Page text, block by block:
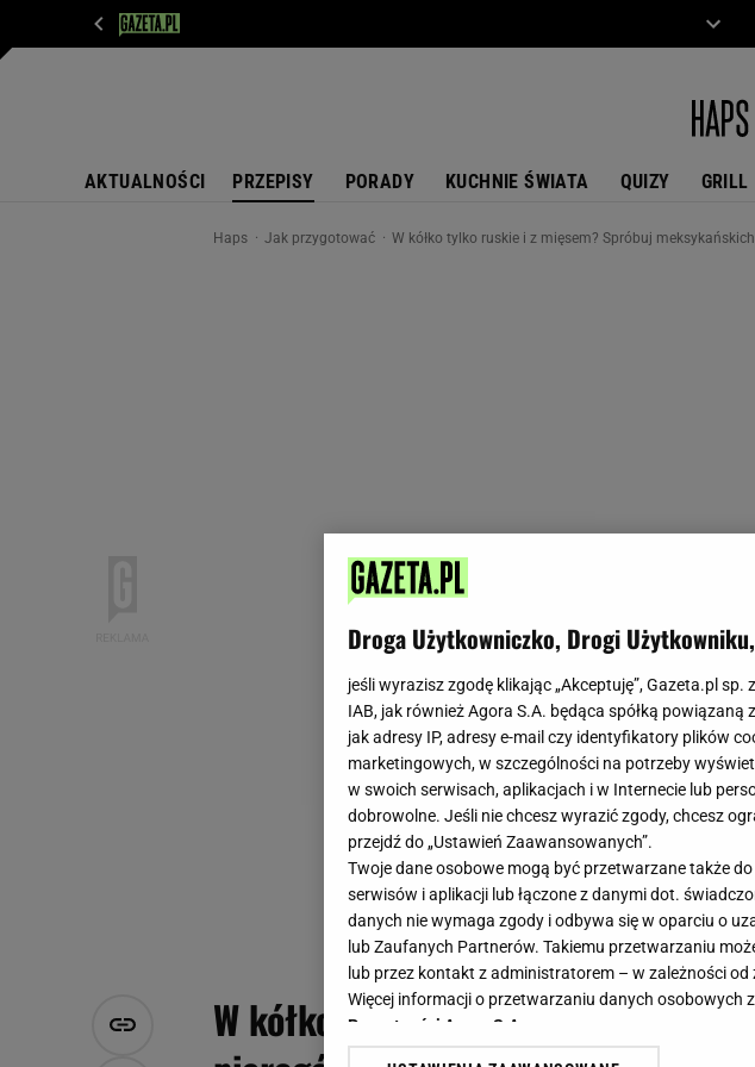
AKTUALNOŚCI PRZEPISY PORADY KUCHNIE ŚWIATA QUIZY GRILL
Haps Jak przygotować W kółko tylko ruskie i z mięsem? Spróbuj
W kółko tylko ruskie i z mięsem?
Droga Użytkowniczko, Drogi Użytkowniku,
jeśli wyrazisz zgodę klikając „Akceptuję”, Gazeta.pl
IAB, jak również Agora S.A. będąca spółką
jak adresy IP, adresy e-mail czy identyfikatory plików
marketingowych, w szczególności na potrzeby
w swoich serwisach, aplikacjach i w Internecie lub
dobrowolne. Jeśli nie chcesz wyrazić zgody, chcesz
przejdź do „Ustawień Zaawansowanych”.
Twoje dane osobowe mogą być przetwarzane także
serwisów i aplikacji lub łączone z danymi dot.
danych nie wymaga zgody i odbywa się w oparciu o
lub Zaufanych Partnerów. Takiemu przetwarzaniu
lub przez kontakt z administratorem – w zależności
Więcej informacji o przetwarzaniu danych osobowych
Prywatności Agora S.A.